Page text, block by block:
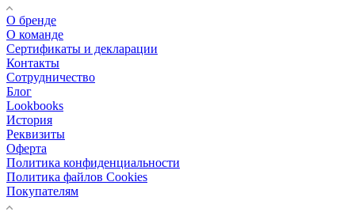
О бренде
О команде
Сертификаты и декларации
Контакты
Сотрудничество
Блог
Lookbooks
История
Реквизиты
Оферта
Политика конфиденциальности
Политика файлов Cookies
Покупателям